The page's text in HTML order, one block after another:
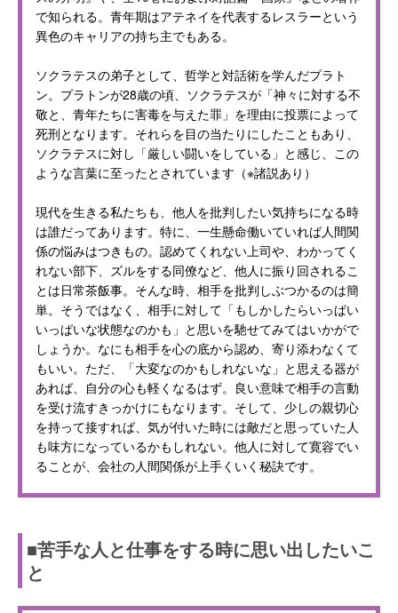
で知られる。青年期はアテネイを代表するレスラーという
異色のキャリアの持ち主でもある。
ソクラテスの弟子として、哲学と対話術を学んだプラト
ン。プラトンが28歳の頃、ソクラテスが「神々に対する不
敬と、青年たちに害毒を与えた罪」を理由に投票によって
死刑となります。それらを目の当たりにしたこともあり、
ソクラテスに対し「厳しい闘いをしている」と感じ、この
ような言葉に至ったとされています（※諸説あり）
現代を生きる私たちも、他人を批判したい気持ちになる時
は誰だってあります。特に、一生懸命働いていれば人間関
係の悩みはつきもの。認めてくれない上司や、わかってく
れない部下、ズルをする同僚など、他人に振り回されるこ
とは日常茶飯事。そんな時、相手を批判しぶつかるのは簡
単。そうではなく、相手に対して「もしかしたらいっぱい
いっぱいな状態なのかも」と思いを馳せてみてはいかがで
しょうか。なにも相手を心の底から認め、寄り添わなくて
もいい。ただ、「大変なのかもしれないな」と思える器が
あれば、自分の心も軽くなるはず。良い意味で相手の言動
を受け流すきっかけにもなります。そして、少しの親切心
を持って接すれば、気が付いた時には敵だと思っていた人
も味方になっているかもしれない。他人に対して寛容でい
ることが、会社の人間関係が上手くいく秘訣です。
■苦手な人と仕事をする時に思い出したいこ
と